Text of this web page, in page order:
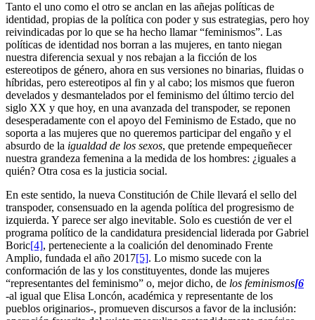
Tanto el uno como el otro se anclan en las añejas políticas de
identidad, propias de la política con poder y sus estrategias, pero hoy
reivindicadas por lo que se ha hecho llamar “feminismos”. Las
políticas de identidad nos borran a las mujeres, en tanto niegan
nuestra diferencia sexual y nos rebajan a la ficción de los
estereotipos de género, ahora en sus versiones no binarias, fluidas o
híbridas, pero estereotipos al fin y al cabo; los mismos que fueron
develados y desmantelados por el feminismo del último tercio del
siglo XX y que hoy, en una avanzada del transpoder, se reponen
desesperadamente con el apoyo del Feminismo de Estado, que no
soporta a las mujeres que no queremos participar del engaño y el
absurdo de la igualdad de los sexos, que pretende empequeñecer
nuestra grandeza femenina a la medida de los hombres: ¿iguales a
quién? Otra cosa es la justicia social.
En este sentido, la nueva Constitución de Chile llevará el sello del
transpoder, consensuado en la agenda política del progresismo de
izquierda. Y parece ser algo inevitable. Solo es cuestión de ver el
programa político de la candidatura presidencial liderada por Gabriel
Boric[4], perteneciente a la coalición del denominado Frente
Amplio, fundada el año 2017[5]. Lo mismo sucede con la
conformación de las y los constituyentes, donde las mujeres
“representantes del feminismo” o, mejor dicho, de los feminismos[6
-al igual que Elisa Loncón, académica y representante de los
pueblos originarios-, promueven discursos a favor de la inclusión: